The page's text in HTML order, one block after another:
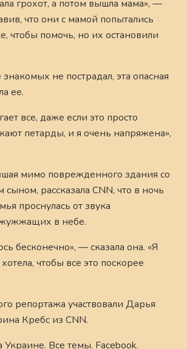
грохот, а потом вышла мама», —
что они с мамой попытались
чтобы помочь, но их остановили
не пострадал, эта опасная
ее.
все, даже если это просто
петарды, и я очень напряжена»,
мимо поврежденного здания со
рассказала CNN, что в ночь
проснулась от звука
в небе.
бесконечно», — сказала она. «Я
чтобы все это поскорее
репортажа участвовали Дарья
Кребс из CNN.
Украине. Все темы. Facebook.